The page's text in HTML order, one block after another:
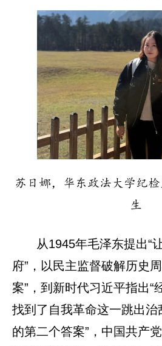
苏日娜，华东政法大学纪
生
从1945年毛泽东提出“
府”，以民主监督破解历史
案”，到新时代习近平指出“
找到了自我革命这一跳出
的第二个答案”，中国共产